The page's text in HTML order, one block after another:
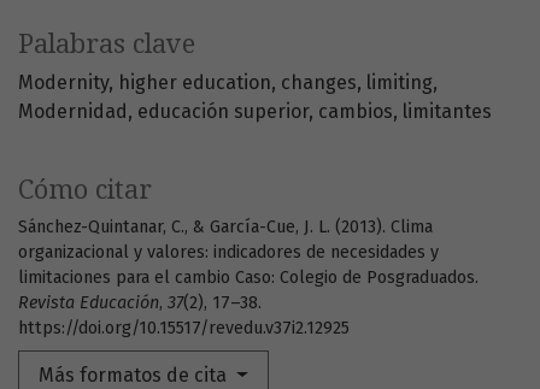
Palabras clave
Modernity higher education changes limiting
Modernidad
educación superior cambios limitantes
Cómo citar
Sánchez-Quintanar, C., & García-Cue, J. L. (2013). Clima
organizacional y valores: indicadores de necesidades y
limitaciones para el cambio Caso: Colegio de Posgraduados.
Revista Educación, 37(2), 17–38.
https://doi.org/10.15517/revedu.v37i2.12925
Más formatos de cita